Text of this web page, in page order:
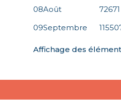
08Août
72671
09Septembre
Affichage des